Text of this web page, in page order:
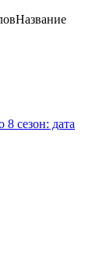
Название
сезон: дата